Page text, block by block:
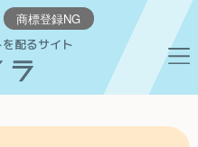
商標登録NG
配るサイト